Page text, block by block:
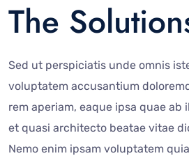
The
Sed ut perspiciatis unde omnis
voluptatem accusantium
rem aperiam, eaque ipsa quae
et quasi architecto beatae vitae
Nemo enim ipsam voluptatem